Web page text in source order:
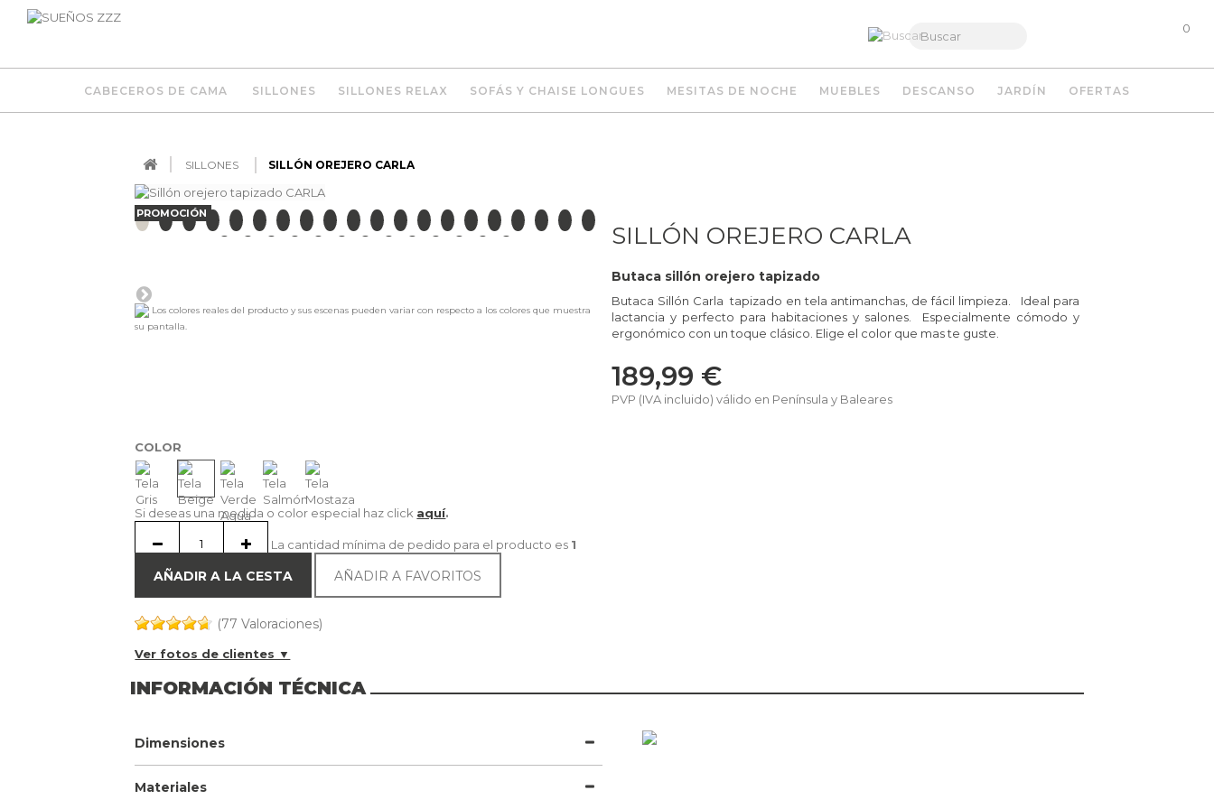
0
CABECEROS DE CAMA SILLONES SILLONES RELAX SOFÁS Y CHAISE LONGUES MESITAS DE NOCHE MUEBLES DESCANSO JARDÍN OFERTAS
SILLONES SILLÓN OREJERO CARLA
PROMOCIÓN
Los colores reales del producto y sus escenas pueden variar con respecto a los colores que muestra
su pantalla.
SILLÓN OREJERO CARLA
Butaca sillón orejero tapizado
Butaca Sillón Carla tapizado en tela antimanchas, de fácil limpieza.
Ideal para
lactancia y perfecto para habitaciones y salones. Especialmente cómodo y
ergonómico con un toque clásico. Elige el color que mas te guste.
189,99 €
PVP (IVA incluido) válido en Península y Baleares
COLOR
Si deseas una medida o color especial haz click aquí.
La cantidad mínima de pedido para el producto es 1
AÑADIR A LA CESTA AÑADIR A FAVORITOS
(77 Valoraciones)
Ver fotos de clientes ▼
INFORMACIÓN TÉCNICA
Dimensiones
Materiales